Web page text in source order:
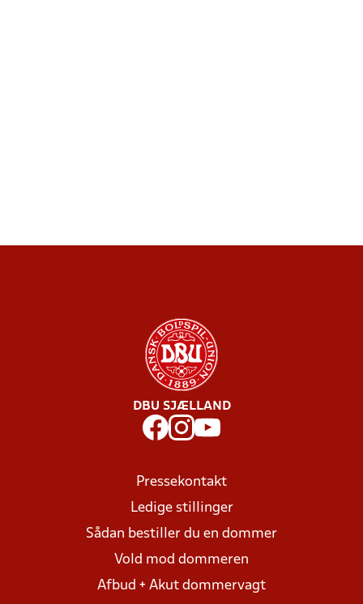
DBU SJÆLLAND
Pressekontakt
Ledige stillinger
Sådan bestiller du en dommer
Vold mod dommeren
Afbud + Akut dommervagt